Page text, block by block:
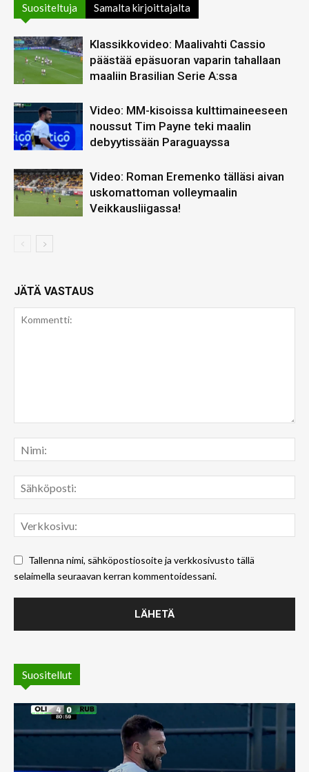
Suositeltuja Samalta kirjoittajalta
Klassikkovideo: Maalivahti Cassio
päästää epäsuoran vaparin tahallaan
maaliin Brasilian Serie A:ssa
Video: MM-kisoissa kulttimaineeseen
noussut Tim Payne teki maalin
debyytissään Paraguayssa
Video: Roman Eremenko tälläsi aivan
uskomattoman volleymaalin
Veikkausliigassa!
JÄTÄ VASTAUS
Tallenna nimi, sähköpostiosoite ja verkkosivusto tällä
selaimella seuraavan kerran kommentoidessani.
Suositellut